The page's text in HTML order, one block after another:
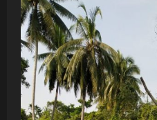
DI
BPBD
KOTA
TANJUNGBALAI